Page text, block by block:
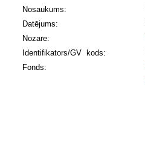
Nosaukums:
Datējums:
Nozare:
Identifikators/GV kods:
Fonds: